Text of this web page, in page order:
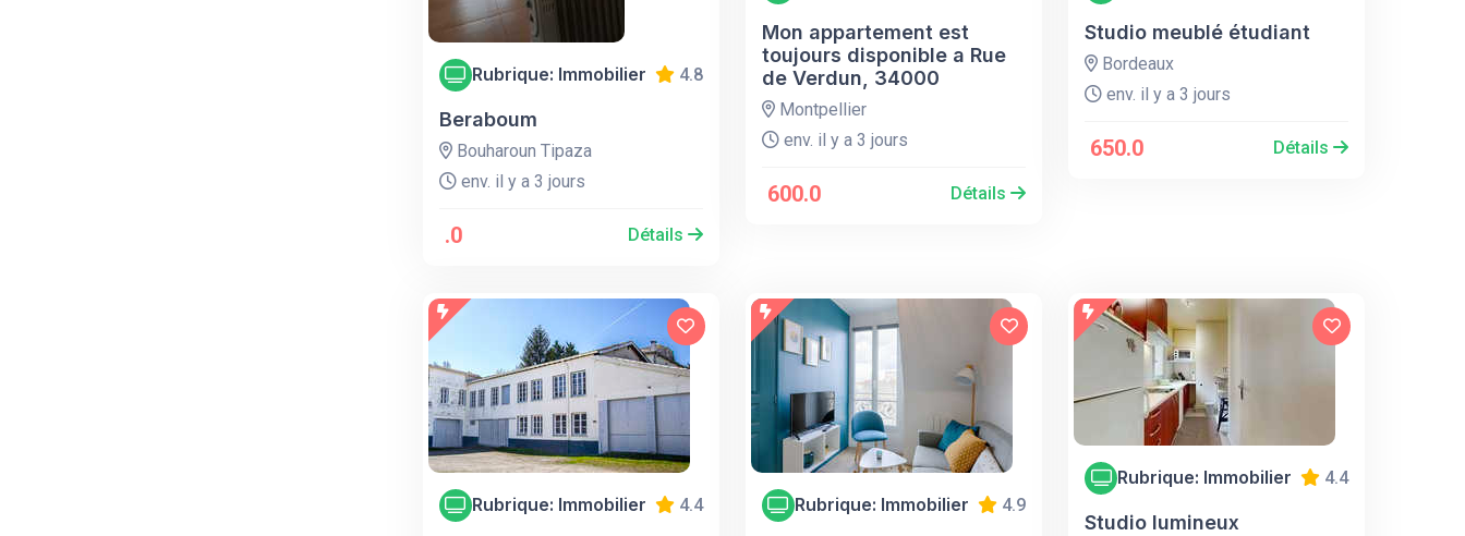
Rubrique: Immobilier 4.8
Beraboum
Bouharoun Tipaza
env. il y a 3 jours
.0 Détails
Mon appartement est
toujours disponible a Rue
de Verdun, 34000
Montpellier
env. il y a 3 jours
600.0 Détails
Studio meublé étudiant
Bordeaux
env. il y a 3 jours
650.0 Détails
Rubrique: Immobilier 4.4 Rubrique: Immobilier 4.9
Rubrique: Immobilier 4.4
Studio lumineux